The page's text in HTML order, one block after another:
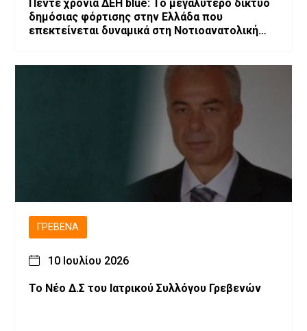
Πέντε χρόνια ΔΕΗ blue: Το μεγαλύτερο δίκτυο
δημόσιας φόρτισης στην Ελλάδα που
επεκτείνεται δυναμικά στη Νοτιοανατολική
ΓΡΕΒΕΝΆ
10 Ιουλίου 2026
Το Νέο Δ.Σ του Ιατρικού Συλλόγου Γρεβενών